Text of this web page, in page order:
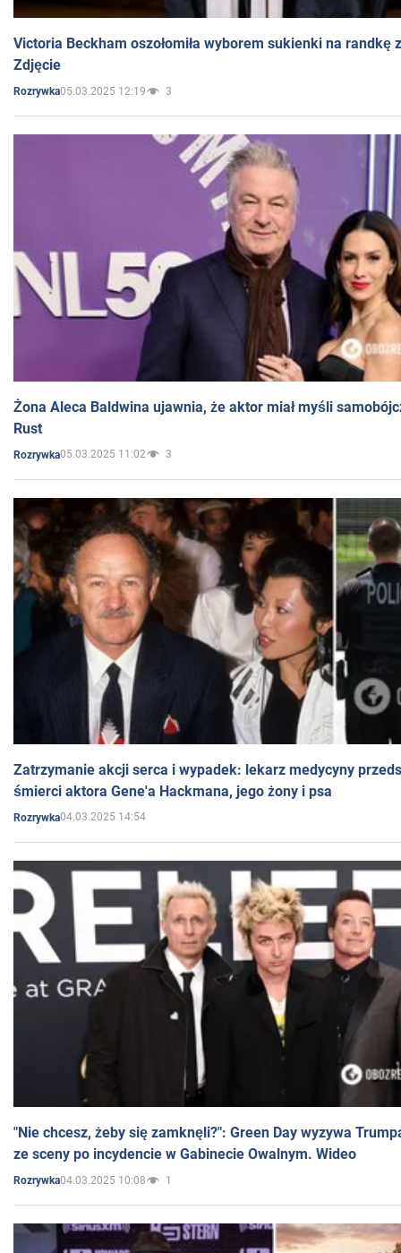
Victoria Beckham oszołomiła wyborem sukienki na randkę
Zdjęcie
Rozrywka05.03.2025 12:19 3
Żona Aleca Baldwina ujawnia, że aktor miał myśli
Rust
Rozrywka05.03.2025 11:02 3
Zatrzymanie akcji serca i wypadek: lekarz medycyny
śmierci aktora Gene'a Hackmana, jego żony i psa
Rozrywka04.03.2025 14:54
"Nie chcesz, żeby się zamknęli?": Green Day wyzywa
ze sceny po incydencie w Gabinecie Owalnym. Wideo
Rozrywka04.03.2025 10:08 1